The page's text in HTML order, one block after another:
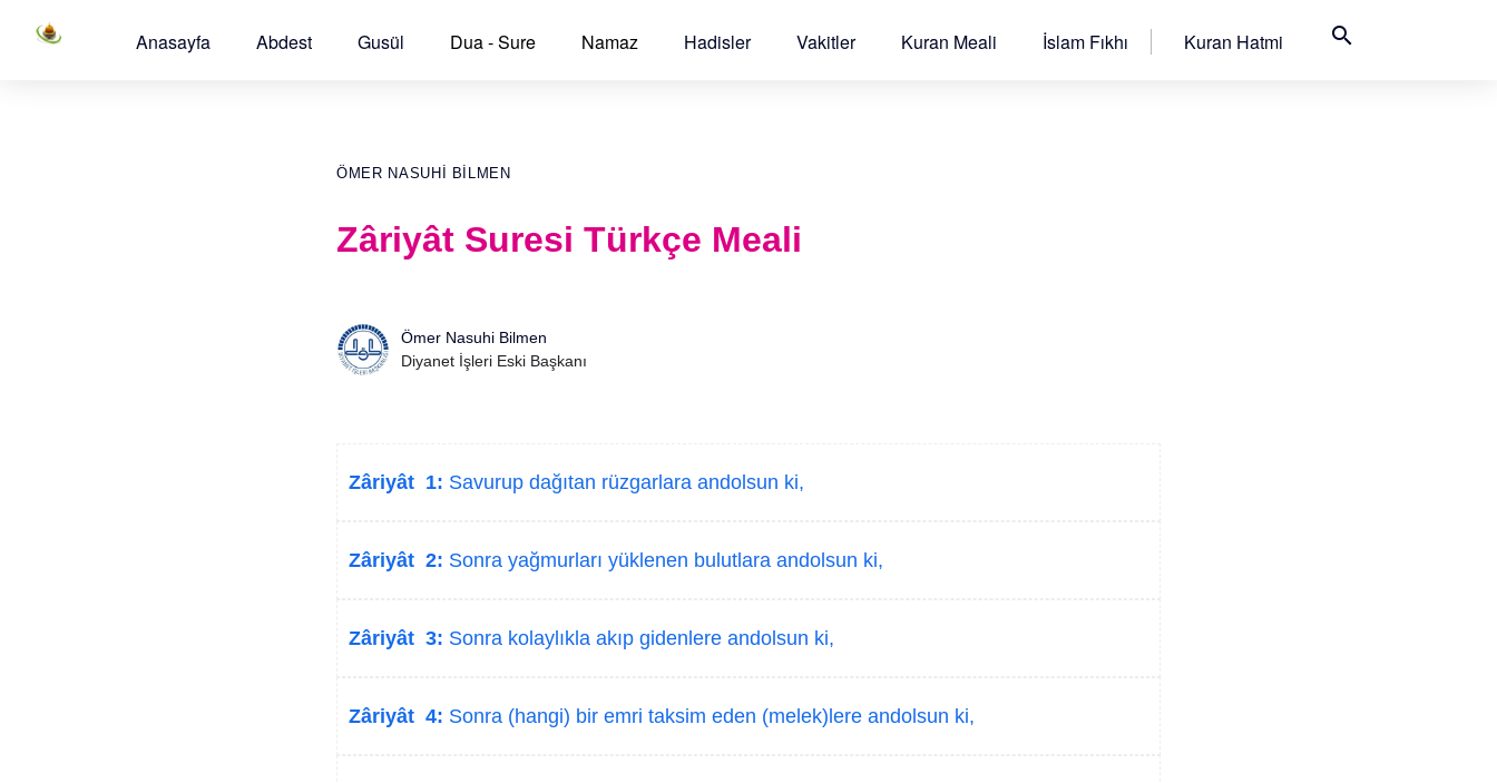
Anasayfa Abdest Gusül Dua - Sure Namaz Hadisler Vakitler Kuran Meali İslam Fıkhı Kuran Hatmi search
ÖMER NASUHI BILMEN
Zâriyât Suresi Türkçe Meali
Ömer Nasuhi Bilmen
Diyanet İşleri Eski Başkanı
Zâriyât 1: Savurup dağıtan rüzgarlara andolsun ki,
Zâriyât 2: Sonra yağmurları yüklenen bulutlara andolsun ki,
Zâriyât 3: Sonra kolaylıkla akıp gidenlere andolsun ki,
Zâriyât 4: Sonra (hangi) bir emri taksim eden (melek)lere andolsun ki,